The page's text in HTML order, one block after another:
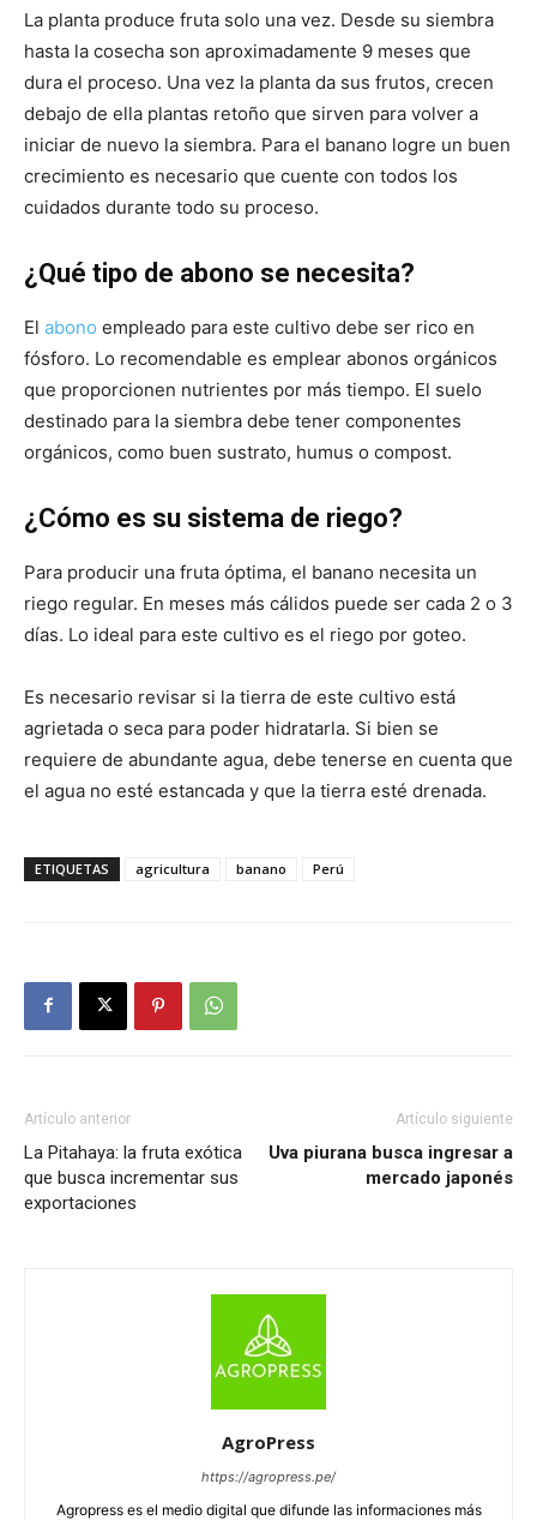
La planta produce fruta solo una vez. Desde su siembra
hasta la cosecha son aproximadamente 9 meses que
dura el proceso. Una vez la planta da sus frutos, crecen
debajo de ella plantas retoño que sirven para volver a
iniciar de nuevo la siembra. Para el banano logre un buen
crecimiento es necesario que cuente con todos los
cuidados durante todo su proceso.
¿Qué tipo de abono se necesita?
El abono empleado para este cultivo debe ser rico en
fósforo. Lo recomendable es emplear abonos orgánicos
que proporcionen nutrientes por más tiempo. El suelo
destinado para la siembra debe tener componentes
orgánicos, como buen sustrato, humus o compost.
¿Cómo es su sistema de riego?
Para producir una fruta óptima, el banano necesita un
riego regular. En meses más cálidos puede ser cada 2 o 3
días. Lo ideal para este cultivo es el riego por goteo.
Es necesario revisar si la tierra de este cultivo está
agrietada o seca para poder hidratarla. Si bien se
requiere de abundante agua, debe tenerse en cuenta que
el agua no esté estancada y que la tierra esté drenada.
ETIQUETAS agricultura banano Perú
Artículo anterior
La Pitahaya: la fruta exótica
que busca incrementar sus
exportaciones
Artículo siguiente
Uva piurana busca ingresar a
mercado japonés
AgroPress
https://agropress.pe/
Agropress es el medio digital que difunde las informaciones más